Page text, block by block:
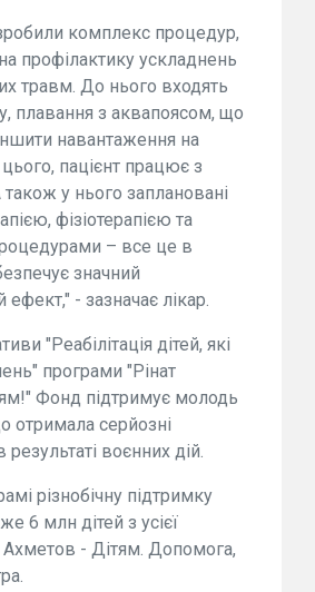
комплекс процедур,
профілактику ускладнень
травм. До нього входять
плавання з аквапоясом, що
навантаження на
пацієнт працює з
у нього заплановані
фізіотерапією та
– все це в
значний
ефект," - зазначає лікар.
"Реабілітація дітей, які
програми "Рінат
Фонд підтримує молодь
отримала серйозні
воєнних дій.
різнобічну підтримку
6 млн дітей з усієї
Ахметов - Дітям. Допомога,